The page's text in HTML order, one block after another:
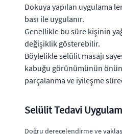
Dokuya yapılan uygulama
bası ile uygulanır.
Genellikle bu süre kişinin
değişiklik gösterebilir.
Böylelikle selülit masajı
kabuğu görünümünün
parçalanma ve iyileşme
Selülit Tedavi
Doğru derecelendirme ve